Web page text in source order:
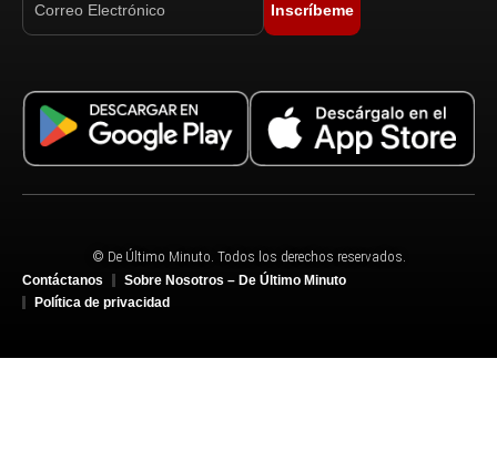
Inscríbeme
© De Último Minuto. Todos los derechos reservados.
Contáctanos
Sobre Nosotros – De Último Minuto
Política de privacidad